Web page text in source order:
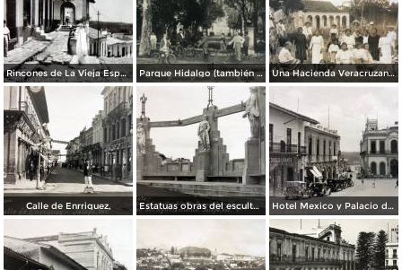
Rincones de La Vieja España. Parque Hidalgo (también conocido como parque Los Berros) Una Hacienda Veracruzana.
Calle de Enrriquez, Estatuas obras del escultor Jalapeno Enrrique Guerra. Hotel Mexico y Palacio de Justicia Xalapa Veracruz